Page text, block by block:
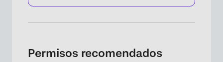
Permisos recomendados